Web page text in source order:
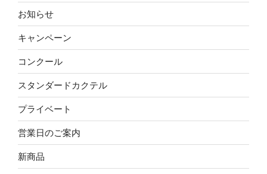
お知らせ
キャンペーン
コンクール
スタンダードカクテル
プライベート
営業日のご案内
新商品